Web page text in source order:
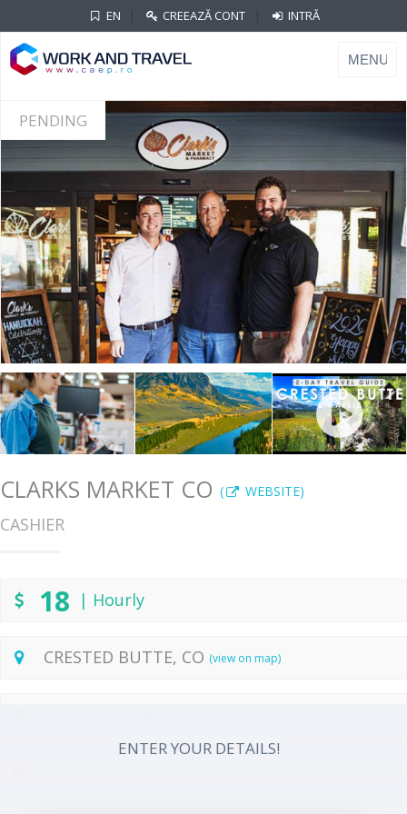
EN CREEAZĂ CONT INTRĂ
PENDING
CLARKS MARKET CO ( WEBSITE)
CASHIER
18 | Hourly
CRESTED BUTTE, CO (view on map)
ENTER YOUR DETAILS!